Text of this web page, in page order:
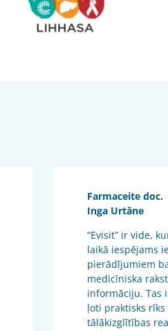
Farmaceite doc.
Inga Urtāne
“Evisit” ir vide,
laikā iespējams
pierādījumiem
medicīniska
informāciju. Tas
ļoti praktisks rīks
tālākizglītības